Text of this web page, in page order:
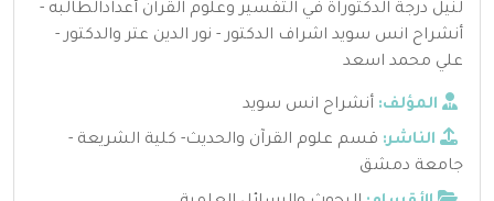
لنيل درجة الدكتوراة في التفسير وعلوم القرآن أعدادالطالبه -
أنشراح انس سويد اشراف الدكتور - نور الدين عتر والدكتور -
علي محمد اسعد
المؤلف: أنشراح انس سويد
الناشر: قسم علوم القرآن والحديث- كلية الشريعة -
جامعة دمشق